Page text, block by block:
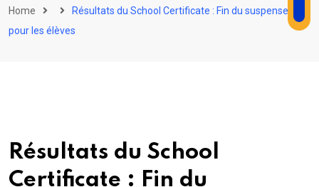
Home
Résultats du School Certificate : Fin du suspense
pour les élèves
Résultats du School
Certificate : Fin du